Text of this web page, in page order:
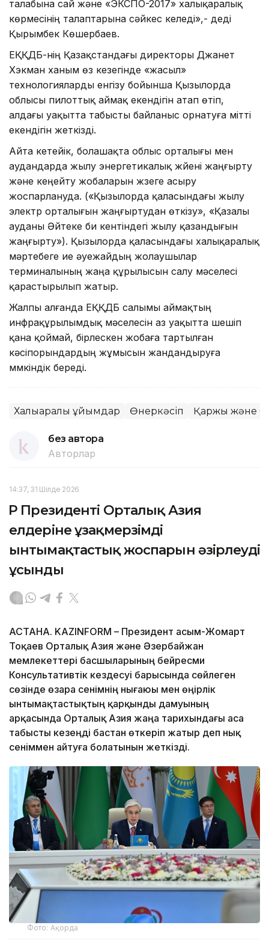
талабына сай және «ЭКСПО-2017» халықаралық
көрмесінің талаптарына сәйкес келеді»,- деді
Қырымбек Көшербаев.
ЕҚҚДБ-нің Қазақстандағы директоры Джанет
Хэкман ханым өз кезегінде «жасыл»
технологияларды енгізу бойынша Қызылорда
облысы пилоттық аймақ екендігін атап өтіп,
алдағы уақытта табысты байланыс орнатуға үмітті
екендігін жеткізді.
Айта кетейік, болашақта облыс орталығы мен
аудандарда жылу энергетикалық жүйені жаңғырту
және кеңейту жобаларын жүзеге асыру
жоспарлануда. («Қызылорда қаласындағы жылу
электр орталығын жаңғыртудан өткізу», «Қазалы
ауданы Әйтеке би кентіндегі жылу қазандығын
жаңғырту»). Қызылорда қаласындағы халықаралық
мәртебеге ие әуежайдың жолаушылар
терминалының жаңа құрылысын салу мәселесі
қарастырылып жатыр.
Жалпы алғанда ЕҚҚДБ салымы аймақтың
инфрақұрылымдық мәселесін аз уақытта шешіп
қана қоймай, бірлескен жобаға тартылған
кәсіпорындардың жұмысын жандандыруға
мүмкіндік береді.
Халықаралық ұйымдар Өнеркәсіп Қаржы және
без автора
Авторлар
14:37, 31 Шілде 2026
ҚР Президенті Орталық Азия
елдеріне ұзақмерзімді
ынтымақтастық жоспарын әзірлеуді
ұсынды
АСТАНА. KAZINFORM – Президент Қасым-Жомарт
Тоқаев Орталық Азия және Әзербайжан
мемлекеттері басшыларының бейресми
Консультативтік кездесуі барысында сөйлеген
сөзінде өзара сенімнің нығаюы мен өңірлік
ынтымақтастықтың қарқынды дамуының
арқасында Орталық Азия жаңа тарихындағы аса
табысты кезеңді бастан өткеріп жатыр деп нық
сеніммен айтуға болатынын жеткізді.
Фото: Ақорда